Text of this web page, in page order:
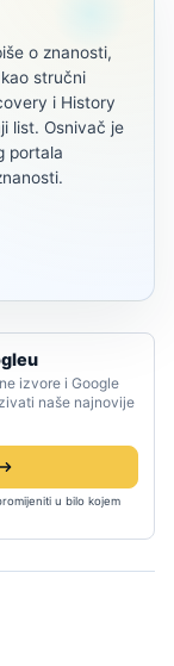
o znanosti,
stručni
i History
list. Osnivač je
portala
izvore i Google
naše najnovije
u bilo kojem